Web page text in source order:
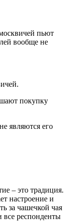
пьют
вообще не
покупку
являются его
– это традиция.
настроение и
за чашечкой чая
все респонденты